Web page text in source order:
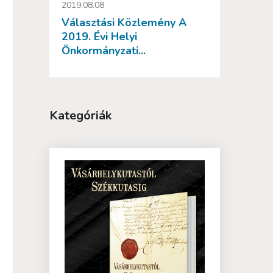
2019.08.08
Választási Közlemény A
2019. Évi Helyi
Önkormányzati...
Kategóriák